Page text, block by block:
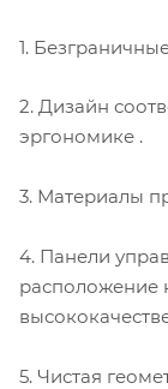
1.
2. Дизайн
эргономике .
3. Материалы
4. Панели
расположение
5. Чистая